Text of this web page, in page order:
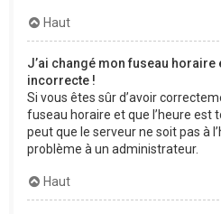
Haut
J’ai changé mon fuseau horaire
incorrecte !
Si vous êtes sûr d’avoir
fuseau horaire et que l’heure est
peut que le serveur ne soit pas à
problème à un administrateur.
Haut